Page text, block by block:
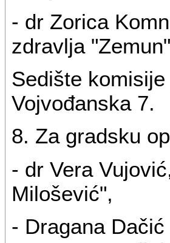
- dr Zorica
zdravlja
Sedište
Vojvođanska 7.
8. Za gradsku
- dr Vera
Milošević",
- Dragana